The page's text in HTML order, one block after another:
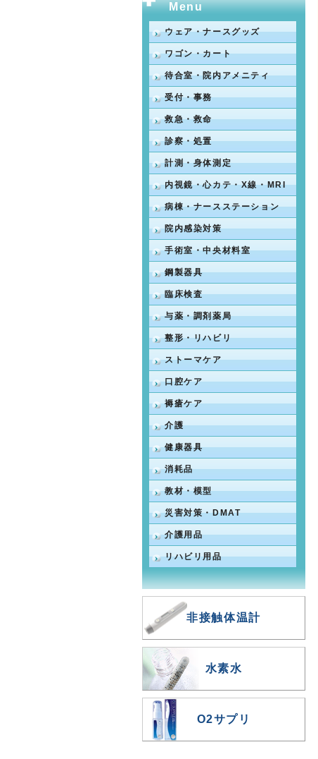
Menu
ウェア・ナースグッズ
ワゴン・カート
待合室・院内アメニティ
受付・事務
救急・救命
診察・処置
計測・身体測定
内視鏡・心カテ・X線・MRI
病棟・ナースステーション
院内感染対策
手術室・中央材料室
鋼製器具
臨床検査
与薬・調剤薬局
整形・リハビリ
ストーマケア
口腔ケア
褥瘡ケア
介護
健康器具
消耗品
教材・模型
災害対策・DMAT
介護用品
リハビリ用品
非接触体温計
水素水
O2サプリ